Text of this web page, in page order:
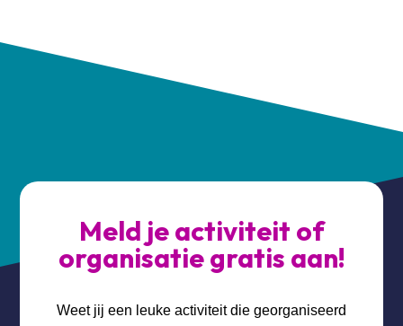
Meld je activiteit of
organisatie gratis aan!
Weet jij een leuke activiteit die georganiseerd